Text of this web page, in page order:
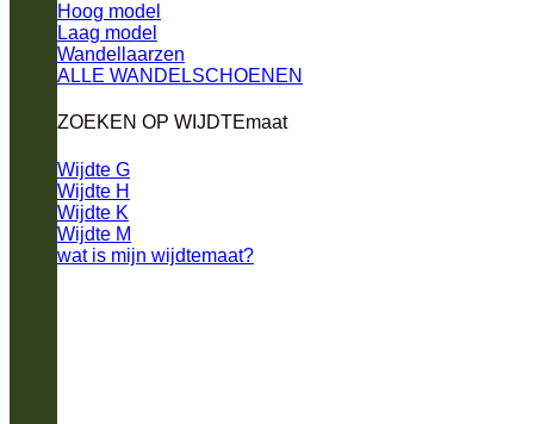
Hoog model
Laag model
Wandellaarzen
ALLE WANDELSCHOENEN
ZOEKEN OP WIJDTEmaat
Wijdte G
Wijdte H
Wijdte K
Wijdte M
wat is mijn wijdtemaat?